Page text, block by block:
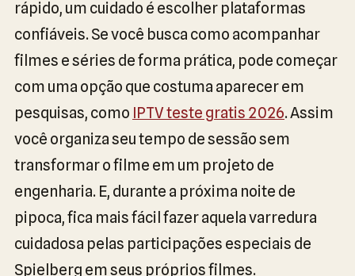
rápido, um cuidado é escolher plataformas
confiáveis. Se você busca como acompanhar
filmes e séries de forma prática, pode começar
com uma opção que costuma aparecer em
pesquisas, como IPTV teste gratis 2026. Assim
você organiza seu tempo de sessão sem
transformar o filme em um projeto de
engenharia. E, durante a próxima noite de
pipoca, fica mais fácil fazer aquela varredura
cuidadosa pelas participações especiais de
Spielberg em seus próprios filmes.